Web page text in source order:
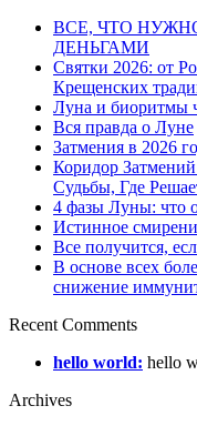
ВСЕ, ЧТО
ДЕНЬГАМИ
Святки 2026: от
Крещенских
Луна и биоритмы
Вся правда о Луне
Затмения в 2026
Коридор Затмений
Судьбы, Где
4 фазы Луны: что
Истинное
Все получится,
В основе всех
снижение
Recent Comments
hello world: hello
Archives